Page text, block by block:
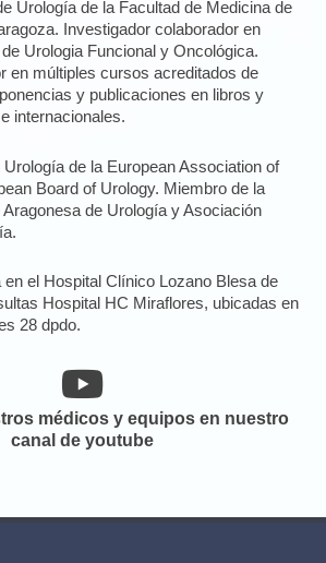
Urología de la Facultad de Medicina de
Investigador colaborador en
Urologia Funcional y Oncológica.
en múltiples cursos acreditados de
y publicaciones en libros y
internacionales.
de la European Association of
Board of Urology. Miembro de la
de Urología y Asociación
el Hospital Clínico Lozano Blesa de
Hospital HC Miraflores, ubicadas en
28 dpdo.
médicos y equipos en nuestro
canal de youtube